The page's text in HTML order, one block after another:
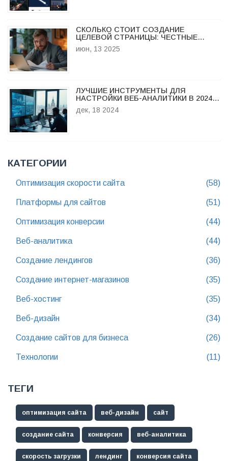
СКОЛЬКО СТОИТ СОЗДАНИЕ
ЦЕЛЕВОЙ СТРАНИЦЫ: ЧЕСТНЫЕ
ЦИФРЫ И ПОДВОДНЫЕ КАМНИ
июн, 13 2025
ЛУЧШИЕ ИНСТРУМЕНТЫ ДЛЯ
НАСТРОЙКИ ВЕБ-АНАЛИТИКИ В 2024
ГОДУ
дек, 18 2024
КАТЕГОРИИ
Оптимизация скорости сайта (58)
Платформы для сайтов (51)
Оптимизация конверсии (44)
Веб-аналитика (44)
Создание лендингов (36)
Создание интернет-магазинов (35)
Веб-хостинг (35)
Веб-дизайн (34)
Создание сайтов для бизнеса (26)
Технологии (11)
ТЕГИ
оптимизация сайта веб-дизайн сайт
создание сайта конверсия веб-аналитика
скорость загрузки лендинг конверсия сайта